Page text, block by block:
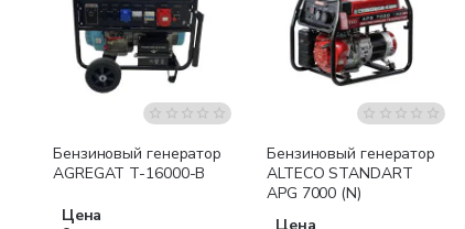
Бесплатная доставка
Бензиновый генератор
AGREGAT T-16000-B
Цена
Бесплатная доставка
Бензиновый генератор
ALTECO STANDART
APG 7000 (N)
Цена